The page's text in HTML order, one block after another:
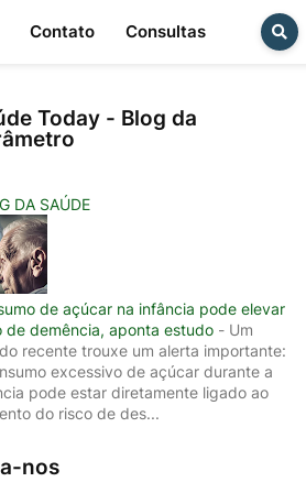
Contato Consultas
Today - Blog da
DA SAÚDE
de açúcar na infância pode elevar
de demência, aponta estudo - Um
recente trouxe um alerta importante:
excessivo de açúcar durante a
pode estar diretamente ligado ao
do risco de des...
nos